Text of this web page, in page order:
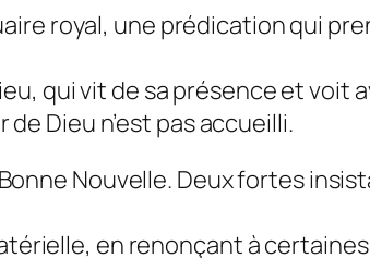
royal, une prédication qui
qui vit de sa présence et voit
Dieu n’est pas accueilli.
Nouvelle. Deux fortes
en renonçant à